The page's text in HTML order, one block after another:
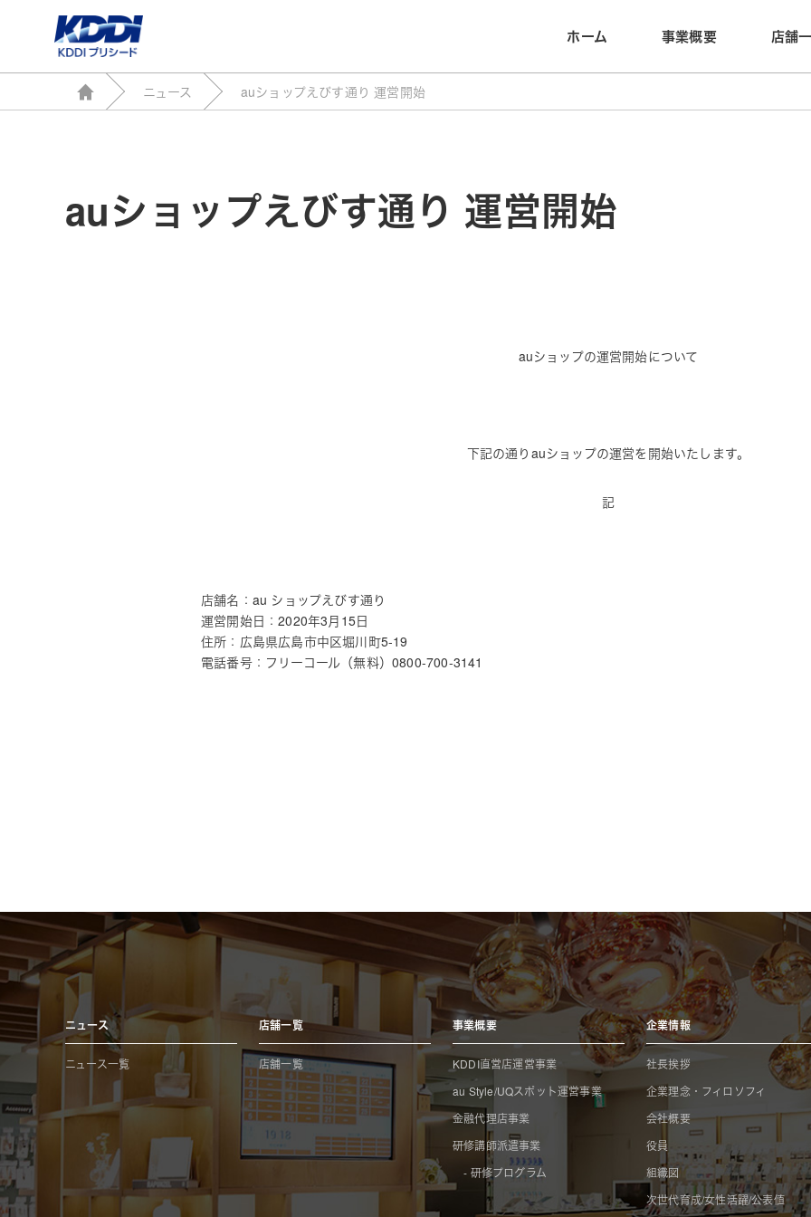
ホーム 事業概要 店舗
ニュース auショップえびす通り 運営開始
auショップえびす通り 運営開始
auショップの運営開始について
下記の通りauショップの運営を開始いたします。
記
店舗名：au ショップえびす通り
運営開始日：2020年3月15日
住所：広島県広島市中区堀川町5-19
電話番号：フリーコール（無料）0800-700-3141
ニュース
ニュース一覧
店舗一覧
店舗一覧
事業概要
KDDI直営店運営事業
au Style/UQスポット運営事業
金融代理店事業
研修講師派遣事業
- 研修プログラム
企業情報
社長挨拶
企業理念・フィロソフィ
会社概要
役員
組織図
次世代育成/女性活躍/公表値